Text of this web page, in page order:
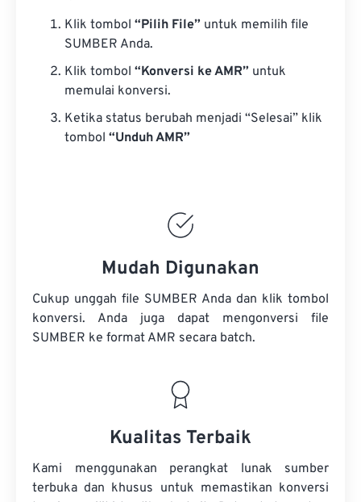
Klik tombol “Pilih File” untuk memilih file
SUMBER Anda.
Klik tombol “Konversi ke AMR” untuk
memulai konversi.
Ketika status berubah menjadi “Selesai” klik
tombol “Unduh AMR”
Mudah Digunakan
Cukup unggah file SUMBER Anda dan klik tombol
konversi. Anda juga dapat mengonversi file
SUMBER ke format AMR secara batch.
Kualitas Terbaik
Kami menggunakan perangkat lunak sumber
terbuka dan khusus untuk memastikan konversi